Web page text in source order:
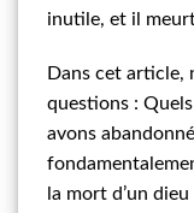
inutile, et il
Dans cet article,
questions :
avons
la mort d’un